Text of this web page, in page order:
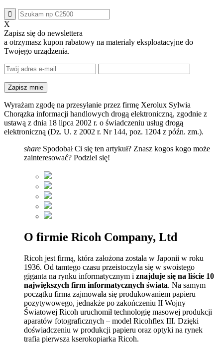
X
Zapisz się do newslettera
a otrzymasz kupon rabatowy na materiały eksploatacyjne do
Twojego urządzenia.
Wyrażam zgodę na przesyłanie przez firmę Xerolux Sylwia
Chorązka informacji handlowych drogą elektroniczną, zgodnie z
ustawą z dnia 18 lipca 2002 r. o świadczeniu usług drogą
elektroniczną (Dz. U. z 2002 r. Nr 144, poz. 1204 z późn. zm.).
share Spodobał Ci się ten artykuł? Znasz kogos kogo może
zainteresować? Podziel się!
O firmie Ricoh Company, Ltd
Ricoh jest firmą, która założona została w Japonii w roku
1936. Od tamtego czasu przeistoczyła się w swoistego
giganta na rynku informatycznym i znajduje się na liście 10
największych firm informatycznych świata. Na samym
początku firma zajmowała się produkowaniem papieru
pozytywowego, jednakże po zakończeniu II Wojny
Światowej Ricoh uruchomił technologię masowej produkcji
aparatów fotograficznych – model Ricohflex III. Dzięki
doświadczeniu w produkcji papieru oraz optyki na rynek
trafia pierwsza kserokopiarka Ricoh.